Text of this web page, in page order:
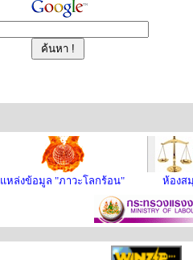
แหล่งข้อมูล "ภาวะโลกร้อน" ห้องส